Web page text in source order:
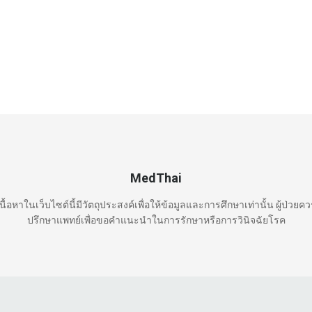
MedThai
อหาในเว็บไซต์นี้มีวัตถุประสงค์เพื่อให้ข้อมูลและการศึกษาเท่านั้น ผู้ป่วยค
ปรึกษาแพทย์เพื่อขอคำแนะนำในการรักษาหรือการวินิจฉัยโรค